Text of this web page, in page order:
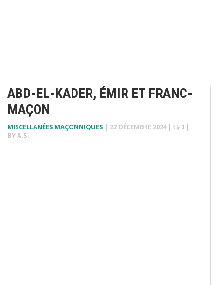
ABD-EL-KADER, ÉMIR ET FRANC-
MAÇON
MISCELLANÉES MAÇONNIQUES | 22 DÉCEMBRE 2024 | 0 |
BYA.S.